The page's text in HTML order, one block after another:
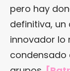
pero hay
definitiva,
innovador lo
condensado